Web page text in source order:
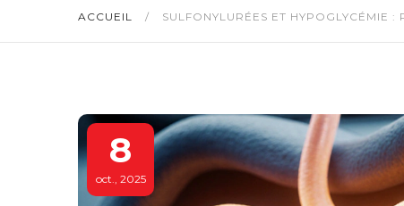
ACCUEIL / SULFONYLURÉES ET HYPOGLYCÉMIE :
8
oct., 2025